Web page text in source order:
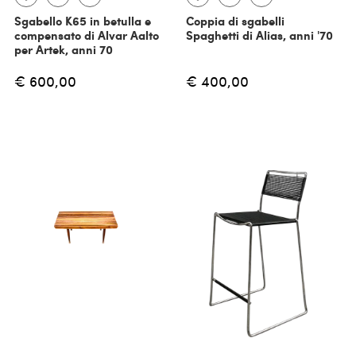
Sgabello K65 in betulla e
compensato di Alvar Aalto
per Artek, anni 70
€ 600,00
Coppia di sgabelli
Spaghetti di Alias, anni '70
€ 400,00